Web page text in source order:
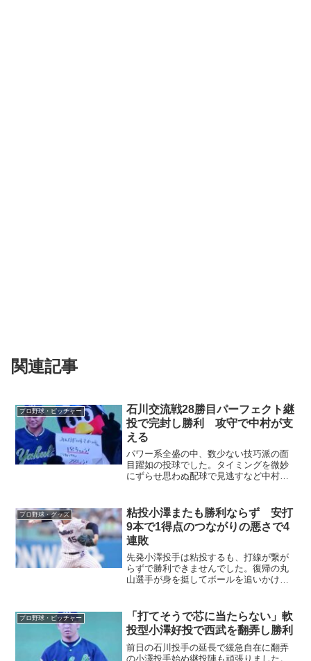
関連記事
プロ野球・ピッチャー
石川交流戦28勝目パーフェクト継
投で完封し勝利 攻守で中村が支
える
パワー系全盛の中、数少ない技巧派の面
目躍如の投球でした。タイミングを微妙
にずらせ思わぬ配球で見逃すなど中村捕
プロ野球・グッズ
粘投小澤またも勝利ならず 安打
9本で1得点のつながりの悪さで4
連敗
先発小澤投手は粘投するも、打線が繋が
らずで勝利できませんでした。復帰の丸
山選手が身を挺してボールを追いかけま
プロ野球・ピッチャー
「打てそうで芯に当たらない」軟
投型小澤好投で西武を翻弄し勝利
前日の石川投手の延長で緩急自在に翻弄
の小澤投手始め継投陣も頑張りました。